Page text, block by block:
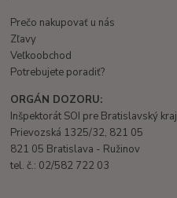
Prečo nakupovať u nás
Zľavy
Veľkoobchod
Potrebujete poradiť?
ORGÁN DOZORU:
Inšpektorát SOI pre Bratislavský kraj
Prievozská 1325/32, 821 05
821 05 Bratislava - Ružinov
tel. č.: 02/582 722 03